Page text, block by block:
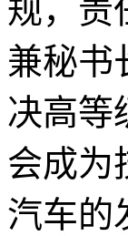
规，责
兼秘书
决高等
会成为
汽车的